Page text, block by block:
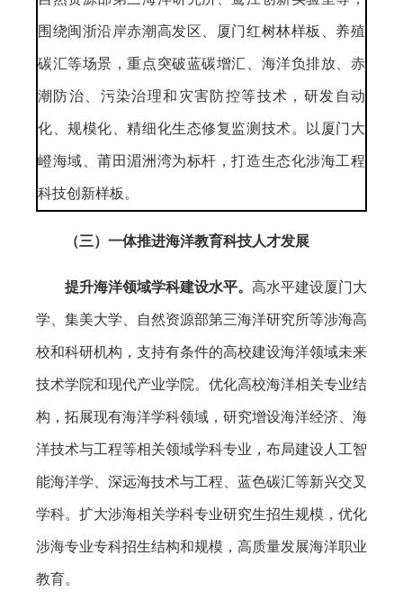
围绕闽浙沿岸赤潮高发区、厦门红树林样板、养殖
碳汇等场景，重点突破蓝碳增汇、海洋负排放、赤
潮防治、污染治理和灾害防控等技术，研发自动
化、规模化、精细化生态修复监测技术。以厦门大
嶝海域、莆田湄洲湾为标杆，打造生态化涉海工程
科技创新样板。
（三）一体推进海洋教育科技人才发展
提升海洋领域学科建设水平。 高水平建设厦门大
学、集美大学、自然资源部第三海洋研究所等涉海高
校和科研机构，支持有条件的高校建设海洋领域未来
技术学院和现代产业学院。优化高校海洋相关专业结
构，拓展现有海洋学科领域，研究增设海洋经济、海
洋技术与工程等相关领域学科专业，布局建设人工智
能海洋学、深远海技术与工程、蓝色碳汇等新兴交叉
学科。扩大涉海相关学科专业研究生招生规模，优化
涉海专业专科招生结构和规模，高质量发展海洋职业
教育。